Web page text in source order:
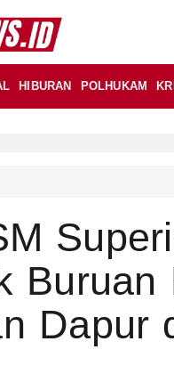
HIBURAN POLHUKAM
Buruan
Dapur